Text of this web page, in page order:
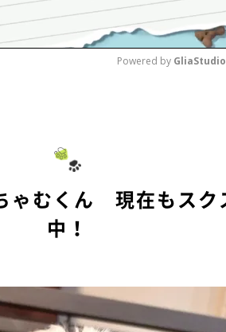
Powered by
ゃむくん 現在もスク
中！